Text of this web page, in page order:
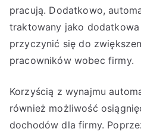
pracują. Dodatkowo,
traktowany jako
przyczynić się do
pracowników wobec firmy.
Korzyścią z wynajmu
również możliwość
dochodów dla firmy.